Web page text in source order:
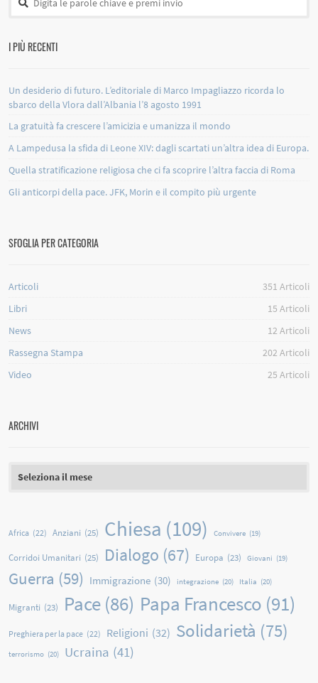
I PIÙ RECENTI
Un desiderio di futuro. L’editoriale di Marco Impagliazzo ricorda lo
sbarco della Vlora dall’Albania l’8 agosto 1991
La gratuità fa crescere l’amicizia e umanizza il mondo
A Lampedusa la sfida di Leone XIV: dagli scartati un’altra idea di Europa.
Quella stratificazione religiosa che ci fa scoprire l’altra faccia di Roma
Gli anticorpi della pace. JFK, Morin e il compito più urgente
SFOGLIA PER CATEGORIA
Articoli 351 Articoli
Libri
15 Articoli
News
12Articoli
Rassegna Stampa
202Articoli
Video
25 Articoli
ARCHIVI
Africa (22) Anziani (25) Chiesa (109) Convivere (19)
Corridoi Umanitari (25) Dialogo (67) Europa (23) Giovani (19)
Guerra (59) Immigrazione (30) integrazione (20) Italia (20)
Migranti (23) Pace (86) Papa Francesco (91)
Preghiera per la pace (22) Religioni (32) Solidarietà (75)
terrorismo (20) Ucraina (41)